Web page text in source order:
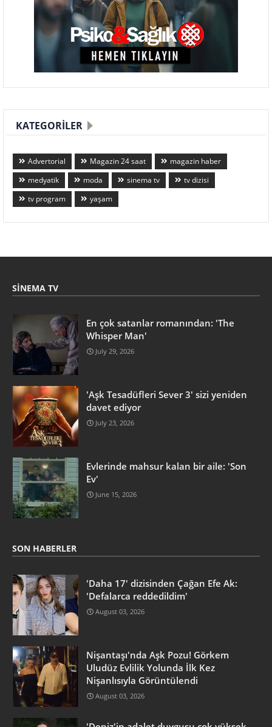
KATEGORILER
Advertorial Magazin 24 saat
magazin haber
medyatik
moda sinema tv
tv dizisi
tv program
yaşam
SINEMA TV
En çok satanlar romanından: 'The
Whisper Man'
July 29, 2026
'Aşk Tesadüfleri Sever 3' sizi yeniden
davet ediyor
July 23, 2026
Evlerinde mahsur kalan bir aile: 'Son
Ev'
June 15, 2026
SON HABERLER
'Daha 17' dizisinden Çağan Efe Ak:
'Defalarca reddedildim'
August 03, 2026
Nişantaşı'nda Aşk Pozu! Görkem
Uludüz Evlilik Yolunda İlk Kez
Nişanlısıyla Görüntülendi
August 03, 2026